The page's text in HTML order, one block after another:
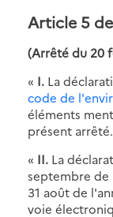
Article 5
(Arrêté du 20
« I. La
code de
éléments
présent arrêté.
« II. La
septembre de
31 août de
voie